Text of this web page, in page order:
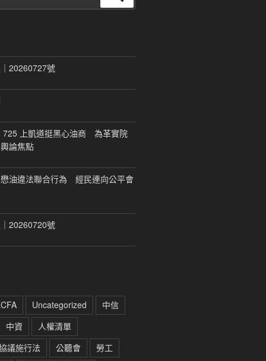
尋
20260727號
725 上凱道挺黑心油商 為革實院
論焦點
油違法聯合行為 經民連向公平會
20260720號
Uncategorized
中信
中資
人權清單
議施行法
公聽會
勞工